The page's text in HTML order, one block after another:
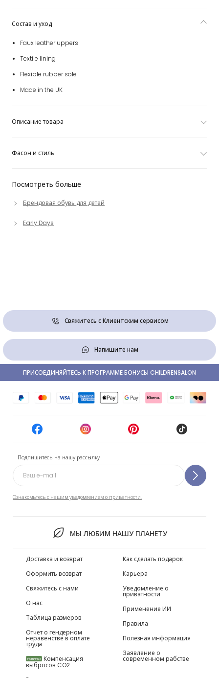
Посмотреть больше
Брендовая обувь для детей
Early Days
Состав и уход
Faux leather uppers
Textile lining
Flexible rubber sole
Made in the UK
Описание товара
Фасон и стиль
Свяжитесь с Клиентским сервисом
Напишите нам
Подпишитесь на нашу рассылку
Ознакомьтесь с нашим уведомлением о приватности.
МЫ ЛЮБИМ НАШУ ПЛАНЕТУ
ПРИСОЕДИНЯЙТЕСЬ К ПРОГРАММЕ БОНУСЫ CHILDRENSALON
Доставка и возврат
Оформить возврат
Свяжитесь с нами
О нас
Таблица размеров
Отчет о гендерном
неравенстве в оплате
труда
НОВИНКИ Компенсация
выбросов CO2
Как сделать подарок
Карьера
Уведомление о
приватности
Применение ИИ
Правила
Полезная информация
Заявление о
современном рабстве